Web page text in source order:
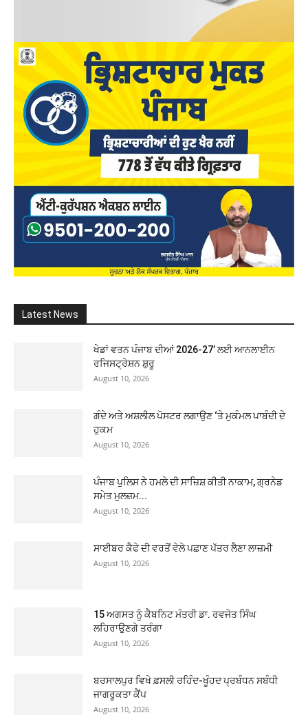
Latest News
ਖੇਡਾਂ ਵਤਨ ਪੰਜਾਬ ਦੀਆਂ 2026-27’ ਲਈ ਆਨਲਾਈਨ
ਰਜਿਸਟ੍ਰੇਸ਼ਨ ਸ਼ੁਰੂ
August 10, 2026
ਗੰਦੇ ਅਤੇ ਅਸ਼ਲੀਲ ਪੋਸਟਰ ਲਗਾਉਣ ‘ਤੇ ਮੁਕੰਮਲ ਪਾਬੰਦੀ ਦੇ
ਹੁਕਮ
August 10, 2026
ਪੰਜਾਬ ਪੁਲਿਸ ਨੇ ਹਮਲੇ ਦੀ ਸਾਜ਼ਿਸ਼ ਕੀਤੀ ਨਾਕਾਮ, ਗ੍ਰਨੇਡ
ਸਮੇਤ ਮੁਲਜ਼ਮ...
August 10, 2026
ਸਾਈਬਰ ਕੈਫੇ ਦੀ ਵਰਤੋਂ ਵੇਲੇ ਪਛਾਣ ਪੱਤਰ ਲੈਣਾ ਲਾਜ਼ਮੀ
August 10, 2026
15 ਅਗਸਤ ਨੂੰ ਕੈਬਨਿਟ ਮੰਤਰੀ ਡਾ. ਰਵਜੋਤ ਸਿੰਘ
ਲਹਿਰਾਉਣਗੇ ਤਰੰਗਾ
August 10, 2026
ਬਰਸਾਲਪੁਰ ਵਿਖੇ ਫ਼ਸਲੀ ਰਹਿੰਦ-ਖੂੰਹਦ ਪ੍ਰਬੰਧਨ ਸਬੰਧੀ
ਜਾਗਰੂਕਤਾ ਕੈਂਪ
August 10, 2026